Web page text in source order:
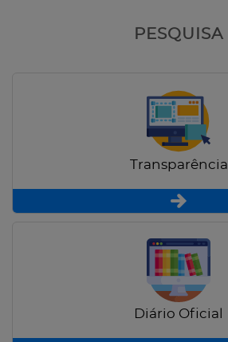
PESQUISA
Transparência
Diário Oficial